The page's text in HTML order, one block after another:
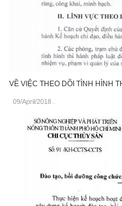
VỀ VIỆC THEO DÕI TÌNH HÌNH
09/April/2018 .